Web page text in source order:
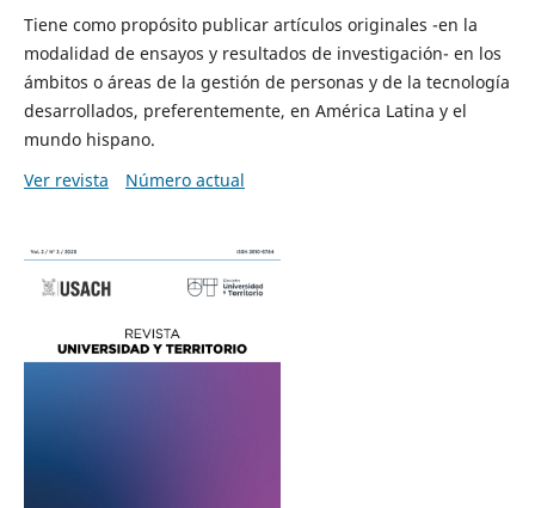
Tiene como propósito publicar artículos originales -en la
modalidad de ensayos y resultados de investigación- en los
ámbitos o áreas de la gestión de personas y de la tecnología
desarrollados, preferentemente, en América Latina y el
mundo hispano.
Ver revista
Número actual